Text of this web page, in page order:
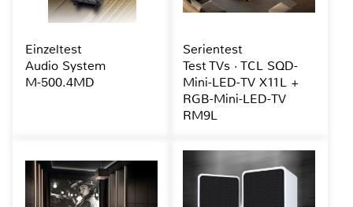
Einzeltest
Audio System
M-500.4MD
Serientest
Test TVs · TCL SQD-
Mini-LED-TV X11L +
RGB-Mini-LED-TV
RM9L